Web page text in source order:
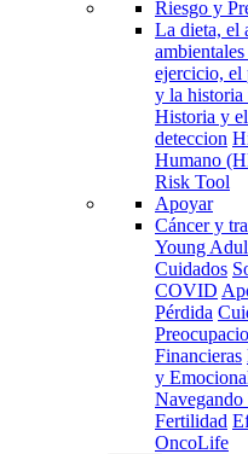
Riesgo y
La dieta, el
ejercicio, el
y la
Historia y
deteccion
Humano
Risk Tool
Apoyar
Cáncer y
Young
Cuidados
COVID
Pérdida
Financieras
y
Navegando
Fertilidad
OncoLife